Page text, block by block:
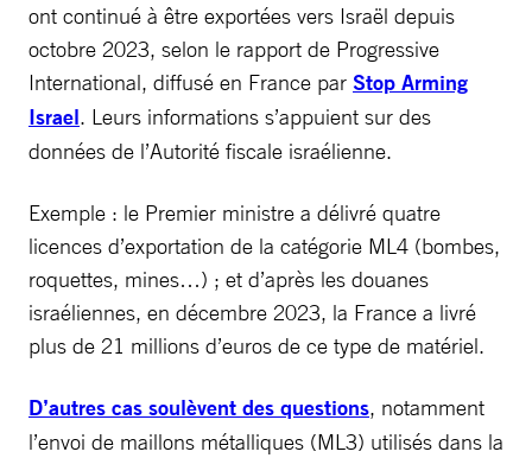
ont continué à être exportées vers Israël depuis
octobre 2023, selon le rapport de Progressive
International, diffusé en France par Stop Arming
Israel. Leurs informations s’appuient sur des
données de l’Autorité fiscale israélienne.
Exemple : le Premier ministre a délivré quatre
licences d’exportation de la catégorie ML4 (bombes,
roquettes, mines…) ; et d’après les douanes
israéliennes, en décembre 2023, la France a livré
plus de 21 millions d’euros de ce type de matériel.
D’autres cas soulèvent des questions, notamment
l’envoi de maillons métalliques (ML3) utilisés dans la